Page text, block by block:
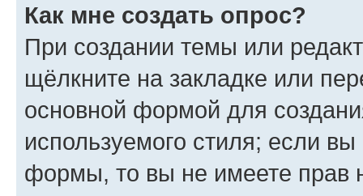
Как мне создать опрос?
При создании темы или
щёлкните на закладке или
основной формой для
используемого стиля; если
формы, то вы не имеете прав